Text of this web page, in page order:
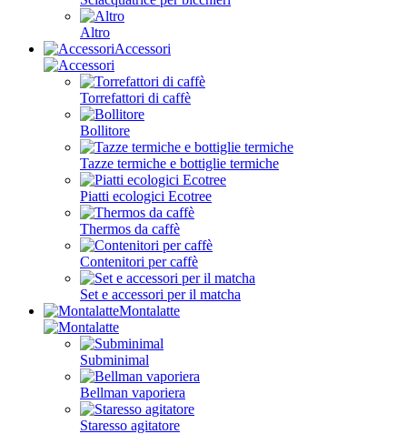
Altro
Accessori
Torrefattori di caffè
Bollitore
Tazze termiche e bottiglie termiche
Piatti ecologici Ecotree
Thermos da caffè
Contenitori per caffè
Set e accessori per il matcha
Montalatte
Subminimal
Bellman vaporiera
Staresso agitatore